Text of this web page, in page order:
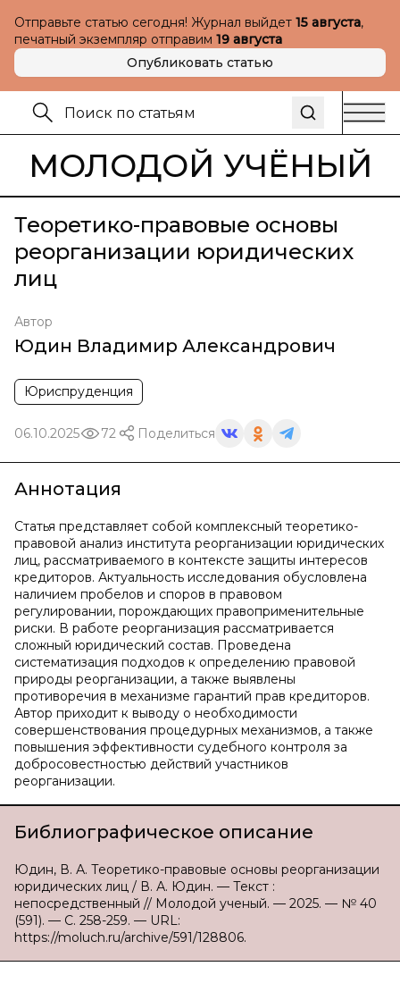
Отправьте статью сегодня! Журнал выйдет 15 августа,
печатный экземпляр отправим 19 августа
Опубликовать статью
МОЛОДОЙ УЧЁНЫЙ
Теоретико-правовые основы
реорганизации юридических
лиц
Автор
Юдин Владимир Александрович
Юриспруденция
06.10.2025 72 Поделиться
Аннотация
Статья представляет собой комплексный теоретико-
правовой анализ института реорганизации юридических
лиц, рассматриваемого в контексте защиты интересов
кредиторов. Актуальность исследования обусловлена
наличием пробелов и споров в правовом
регулировании, порождающих правоприменительные
риски. В работе реорганизация рассматривается
сложный юридический состав. Проведена
систематизация подходов к определению правовой
природы реорганизации, а также выявлены
противоречия в механизме гарантий прав кредиторов.
Автор приходит к выводу о необходимости
совершенствования процедурных механизмов, а также
повышения эффективности судебного контроля за
добросовестностью действий участников
реорганизации.
Библиографическое описание
Юдин, В. А. Теоретико-правовые основы реорганизации
юридических лиц / В. А. Юдин. — Текст :
непосредственный // Молодой ученый. — 2025. — № 40
(591). — С. 258-259. — URL:
https://moluch.ru/archive/591/128806.